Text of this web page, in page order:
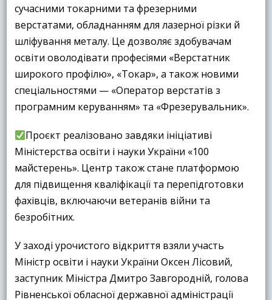
сучасними токарними та фрезерними
верстатами, обладнанням для лазерної різки й
шліфування металу. Це дозволяє здобувачам
освіти оволодівати професіями «Верстатник
широкого профілю», «Токар», а також новими
спеціальностями — «Оператор верстатів з
програмним керуванням» та «Фрезерувальник».
Проєкт реалізовано завдяки ініціативі
Міністерства освіти і науки України «100
майстерень». Центр також стане платформою
для підвищення кваліфікації та перепідготовки
фахівців, включаючи ветеранів війни та
безробітних.
У заході урочистого відкриття взяли участь
Міністр освіти і науки України Оксен Лісовий,
заступник Міністра Дмитро Завгородній, голова
Рівненської обласної державної адміністрації